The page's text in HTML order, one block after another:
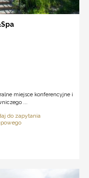
miejsce konferencyjne i
...